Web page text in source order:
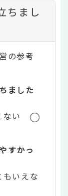
ちまし
の参考
ました
ない
すかっ
もいえな